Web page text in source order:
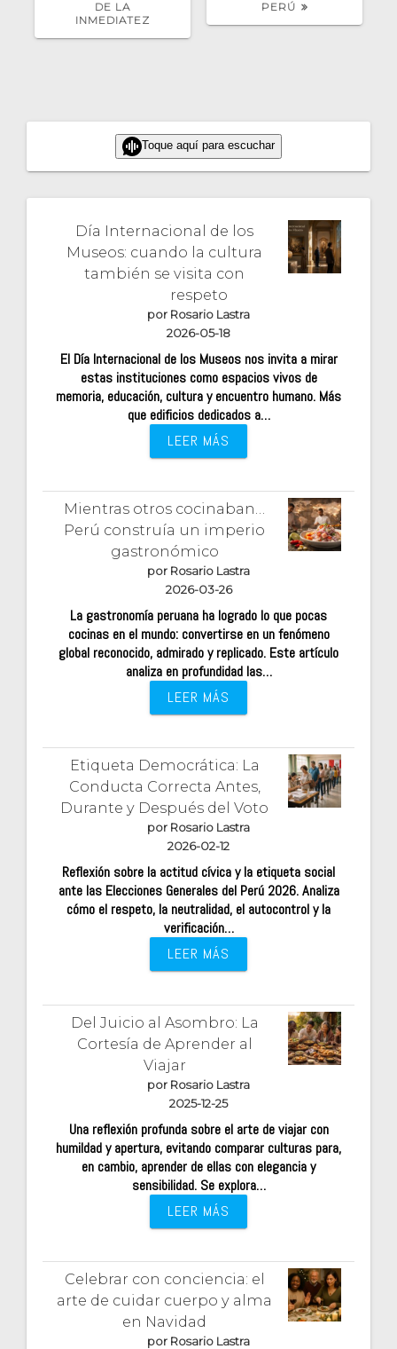
DE LA
INMEDIATEZ
PERÚ
Toque aquí para escuchar
Día Internacional de los
Museos: cuando la cultura
también se visita con
respeto
por Rosario Lastra
2026-05-18
El Día Internacional de los Museos nos invita a mirar
estas instituciones como espacios vivos de
memoria, educación, cultura y encuentro humano. Más
que edificios dedicados a…
LEER MÁS
Mientras otros cocinaban…
Perú construía un imperio
gastronómico
por Rosario Lastra
2026-03-26
La gastronomía peruana ha logrado lo que pocas
cocinas en el mundo: convertirse en un fenómeno
global reconocido, admirado y replicado. Este artículo
analiza en profundidad las…
LEER MÁS
Etiqueta Democrática: La
Conducta Correcta Antes,
Durante y Después del Voto
por Rosario Lastra
2026-02-12
Reflexión sobre la actitud cívica y la etiqueta social
ante las Elecciones Generales del Perú 2026. Analiza
cómo el respeto, la neutralidad, el autocontrol y la
verificación…
LEER MÁS
Del Juicio al Asombro: La
Cortesía de Aprender al
Viajar
por Rosario Lastra
2025-12-25
Una reflexión profunda sobre el arte de viajar con
humildad y apertura, evitando comparar culturas para,
en cambio, aprender de ellas con elegancia y
sensibilidad. Se explora…
LEER MÁS
Celebrar con conciencia: el
arte de cuidar cuerpo y alma
en Navidad
por Rosario Lastra